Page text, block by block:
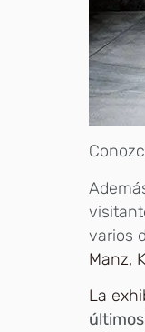
varios
Manz,
La